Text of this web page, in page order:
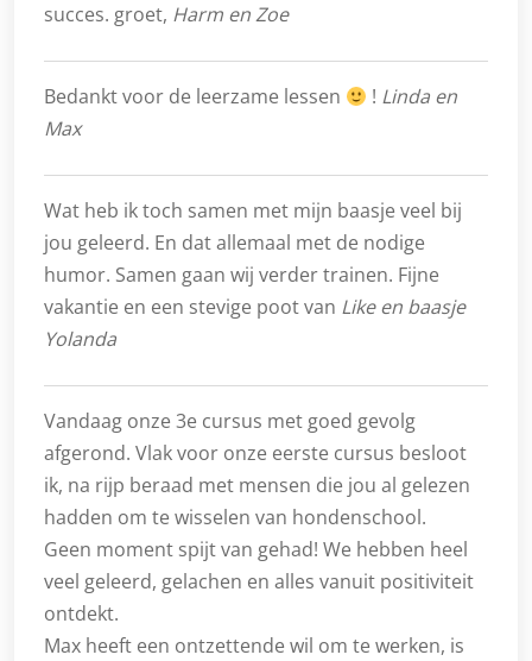
succes. groet, Harm en Zoe
Bedankt voor de leerzame lessen ! Linda en
Max
Wat heb ik toch samen met mijn baasje veel bij
jou geleerd. En dat allemaal met de nodige
humor. Samen gaan wij verder trainen. Fijne
vakantie en een stevige poot van Like en baasje
Yolanda
Vandaag onze 3e cursus met goed gevolg
afgerond. Vlak voor onze eerste cursus besloot
ik, na rijp beraad met mensen die jou al gelezen
hadden om te wisselen van hondenschool.
Geen moment spijt van gehad! We hebben heel
veel geleerd, gelachen en alles vanuit positiviteit
ontdekt.
Max heeft een ontzettende wil om te werken, is